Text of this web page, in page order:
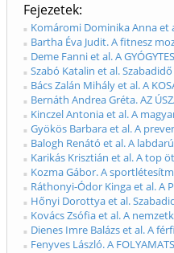
Fejezetek
Komáromi Dominika Anna et
Bartha Éva Judit. A fitnesz
Deme Fanni et al. A
Szabó Katalin et al.
Bács Zalán Mihály et al. A
Bernáth Andrea Gréta. AZ
Kinczel Antonia et al. A
Gyökös Barbara et al. A
Balogh Renátó et al. A
Karikás Krisztián et al. A top
Kozma Gábor. A
Ráthonyi‐Ódor Kinga et al. A
Hőnyi Dorottya et al.
Kovács Zsófia et al. A
Dienes Imre Balázs et al. A
Fenyves László. A